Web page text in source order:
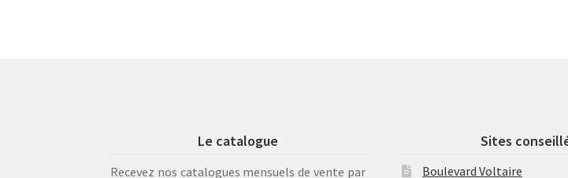
Le catalogue
Recevez nos catalogues mensuels de vente par
Sites
Boulevard Voltaire